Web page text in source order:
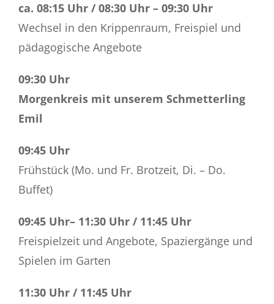
ca. 08:15 Uhr / 08:30 Uhr – 09:30 Uhr
Wechsel in den Krippenraum, Freispiel und
pädagogische Angebote
09:30 Uhr
Morgenkreis mit unserem Schmetterling
Emil
09:45 Uhr
Frühstück (Mo. und Fr. Brotzeit, Di. – Do.
Buffet)
09:45 Uhr– 11:30 Uhr / 11:45 Uhr
Freispielzeit und Angebote, Spaziergänge und
Spielen im Garten
11:30 Uhr / 11:45 Uhr